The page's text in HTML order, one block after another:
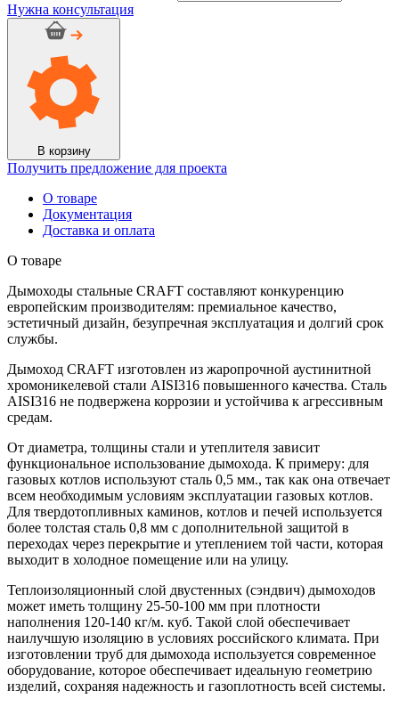
Нужна консультация
В корзину
Получить предложение для проекта
О товаре
Документация
Доставка и оплата
О товаре
Дымоходы стальные CRAFT составляют конкуренцию
европейским производителям: премиальное качество,
эстетичный дизайн, безупречная эксплуатация и долгий срок
службы.
Дымоход CRAFT изготовлен из жаропрочной аустинитной
хромоникелевой стали AISI316 повышенного качества. Сталь
AISI316 не подвержена коррозии и устойчива к агрессивным
средам.
От диаметра, толщины стали и утеплителя зависит
функциональное использование дымохода. К примеру: для
газовых котлов используют сталь 0,5 мм., так как она отвечает
всем необходимым условиям эксплуатации газовых котлов.
Для твердотопливных каминов, котлов и печей используется
более толстая сталь 0,8 мм с дополнительной защитой в
переходах через перекрытие и утеплением той части, которая
выходит в холодное помещение или на улицу.
Теплоизоляционный слой двустенных (сэндвич) дымоходов
может иметь толщину 25-50-100 мм при плотности
наполнения 120-140 кг/м. куб. Такой слой обеспечивает
наилучшую изоляцию в условиях российского климата. При
изготовлении труб для дымохода используется современное
оборудование, которое обеспечивает идеальную геометрию
изделий, сохраняя надежность и газоплотность всей системы.